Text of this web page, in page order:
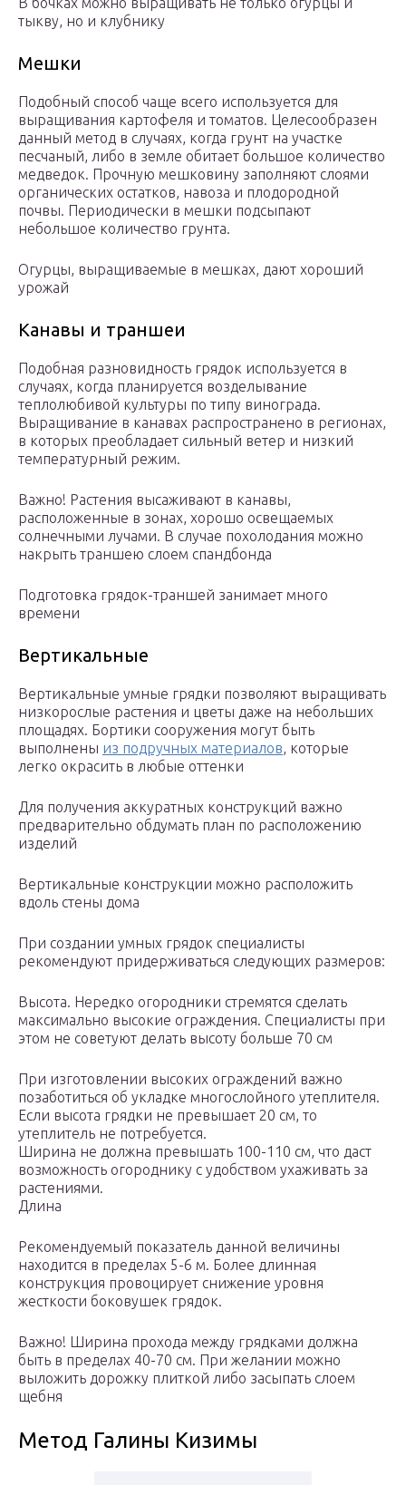
тыкву, но и клубнику
Мешки
Подобный способ чаще всего используется для
выращивания картофеля и томатов. Целесообразен
данный метод в случаях, когда грунт на участке
песчаный, либо в земле обитает большое количество
медведок. Прочную мешковину заполняют слоями
органических остатков, навоза и плодородной
почвы. Периодически в мешки подсыпают
небольшое количество грунта.
Огурцы, выращиваемые в мешках, дают хороший
урожай
Канавы и траншеи
Подобная разновидность грядок используется в
случаях, когда планируется возделывание
теплолюбивой культуры по типу винограда.
Выращивание в канавах распространено в регионах,
в которых преобладает сильный ветер и низкий
температурный режим.
Важно! Растения высаживают в канавы,
расположенные в зонах, хорошо освещаемых
солнечными лучами. В случае похолодания можно
накрыть траншею слоем спандбонда
Подготовка грядок-траншей занимает много
времени
Вертикальные
Вертикальные умные грядки позволяют выращивать
низкорослые растения и цветы даже на небольших
площадях. Бортики сооружения могут быть
выполнены из подручных материалов, которые
легко окрасить в любые оттенки
Для получения аккуратных конструкций важно
предварительно обдумать план по расположению
изделий
Вертикальные конструкции можно расположить
вдоль стены дома
При создании умных грядок специалисты
рекомендуют придерживаться следующих размеров:
Высота. Нередко огородники стремятся сделать
максимально высокие ограждения. Специалисты при
этом не советуют делать высоту больше 70 см
При изготовлении высоких ограждений важно
позаботиться об укладке многослойного утеплителя.
Если высота грядки не превышает 20 см, то
утеплитель не потребуется.
Ширина не должна превышать 100-110 см, что даст
возможность огороднику с удобством ухаживать за
растениями.
Длина
Рекомендуемый показатель данной величины
находится в пределах 5-6 м. Более длинная
конструкция провоцирует снижение уровня
жесткости боковушек грядок.
Важно! Ширина прохода между грядками должна
быть в пределах 40-70 см. При желании можно
выложить дорожку плиткой либо засыпать слоем
щебня
Метод Галины Кизимы